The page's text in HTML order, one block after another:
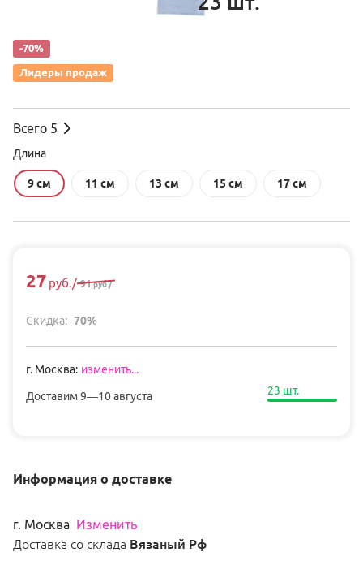
-70%
Лидеры продаж
Всего 5
Длина
9 см 11 см 13 см 15 см 17 см
27 руб./ 91руб./
Скидка: 70%
г. Москва: изменить...
Доставим9—10 августа 23 шт.
Информация о доставке
г. Москва Изменить
Доставка со склада Вязаный Рф